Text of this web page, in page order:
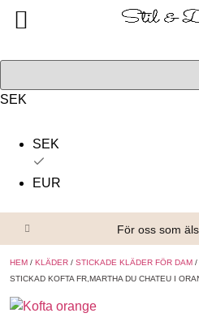
SEK
SEK
EUR
För oss som
HEM / KLÄDER / STICKADE KLÄDER FÖR DAM /
STICKAD KOFTA FR,MARTHA DU CHATEU I
Alla produkter
Om oss